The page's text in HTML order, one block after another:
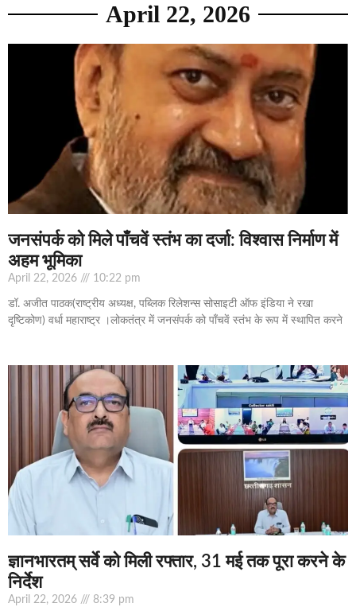
April 22, 2026
जनसंपर्क को मिले पाँचवें स्तंभ का दर्जा: विश्वास निर्माण में
अहम भूमिका
April 22, 2026 10:22 pm
डॉ. अजीत पाठक(राष्ट्रीय अध्यक्ष, पब्लिक रिलेशन्स सोसाइटी ऑफ इंडिया ने रखा
दृष्टिकोण) वर्धा महाराष्ट्र ।लोकतंत्र में जनसंपर्क को पाँचवें स्तंभ के रूप में स्थापित करने
ज्ञानभारतम् सर्वे को मिली रफ्तार, 31 मई तक पूरा करने के
निर्देश
April 22, 2026 8:39 pm